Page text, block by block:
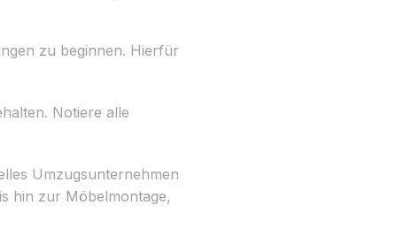
zu beginnen. Hierfür
Notiere alle
Umzugsunternehmen
hin zur Möbelmontage,